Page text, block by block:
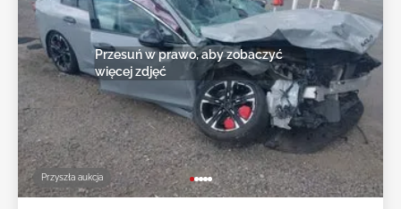
Przyszła aukcja
Przesuń w prawo, aby zobaczyć
więcej zdjęć